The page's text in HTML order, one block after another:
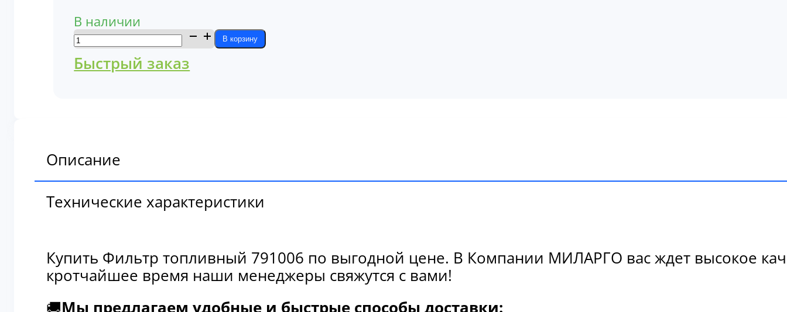
В наличии
Количество
товара
Фильтр
В корзину
Быстрый заказ
Описание
Технические характеристики
Купить Фильтр топливный 791006 по выгодной цене. В Компании МИЛАРГО вас ждет высокое
кротчайшее время наши менеджеры свяжутся с вами!
🚚Мы предлагаем удобные и быстрые способы доставки: